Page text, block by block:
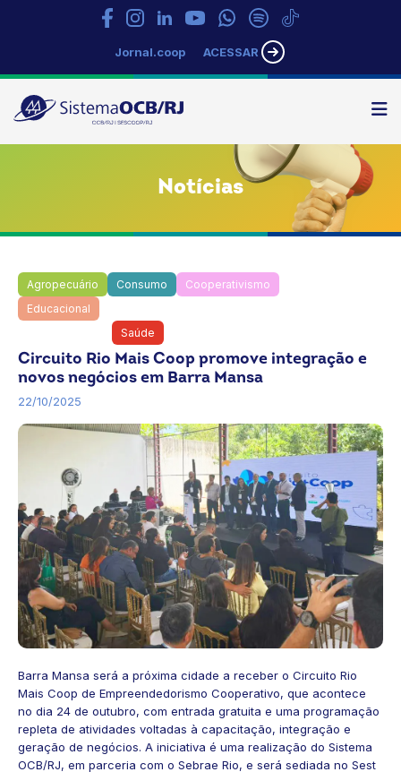
Jornal.coop ACESSAR
Sistema
OCB/RJ
Notícias
Agropecuário Consumo Cooperativismo
Educacional
Saúde
Circuito Rio Mais Coop promove integração e
novos negócios em Barra Mansa
22/10/2025
Barra Mansa será a próxima cidade a receber o Circuito Rio
Mais Coop de Empreendedorismo Cooperativo, que acontece
no dia 24 de outubro, com entrada gratuita e uma programação
repleta de atividades voltadas à capacitação, integração e
geração de negócios. A iniciativa é uma realização do Sistema
OCB/RJ, em parceria com o Sebrae Rio, e será sediada no Sest